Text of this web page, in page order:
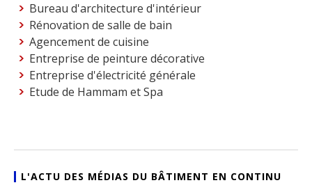
Bureau d'architecture d'intérieur
Rénovation de salle de bain
Agencement de cuisine
Entreprise de peinture décorative
Entreprise d'électricité générale
Etude de Hammam et Spa
L'ACTU DES MÉDIAS DU BÂTIMENT EN CONTINU